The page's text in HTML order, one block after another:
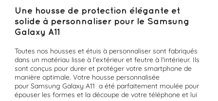
Une housse de protection élégante et
solide à personnaliser pour le Samsung
Galaxy A11
Toutes nos housses et étuis à personnaliser sont fabriqués
dans un matériau lisse à l'extérieur et feutre à l'intérieur. Ils
sont conçus pour durer et protéger votre smartphone de
manière optimale. Votre housse personnalisée
pour Samsung Galaxy A11 a été parfaitement moulée pour
épouser les formes et la découpe de votre téléphone et lui